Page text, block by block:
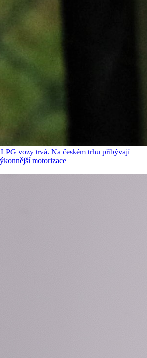
vozy trvá. Na českém trhu přibývají
motorizace